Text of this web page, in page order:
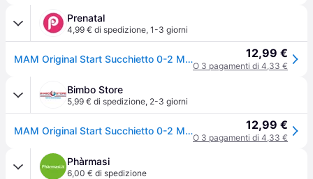
Prenatal
4,99 € di spedizione, 1-3 giorni
MAM Original Start Succhietto 0-2 Mesi (Set da 2), Ciuccio MAM 0-2 mesi con tettarella ortodontica in silicone, Azzurro/Verde - Taglia Unica 12,99 €
O 3 pagamenti di 4,33 €
Bimbo Store
5,99 € di spedizione, 2-3 giorni
MAM Original Start Succhietto 0-2 Mesi (Set da 2), Ciuccio MAM 0-2 mesi con tettarella ortodontica in silicone, Azzurro/Verde 12,99 €
O 3 pagamenti di 4,33 €
Phàrmasi
6,00 € di spedizione